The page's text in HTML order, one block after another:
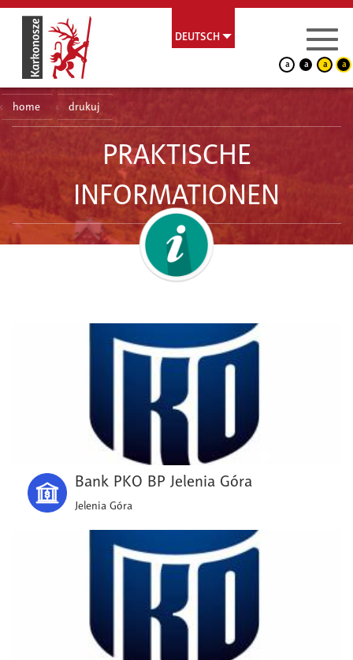
DEUTSCH
a a a a
home drukuj
PRAKTISCHE
INFORMATIONEN
Bank PKO BP Jelenia Góra
Jelenia Góra